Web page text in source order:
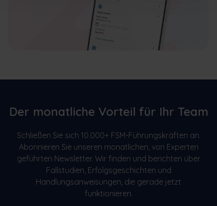
Der monatliche Vorteil für Ihr Team
Schließen Sie sich 10.000+ FSM-Führungskräften an.
Abonnieren Sie unseren monatlichen, von Experten
geführten Newsletter. Wir finden und berichten über
Fallstudien, Erfolgsgeschichten und
Handlungsanweisungen, die gerade jetzt
funktionieren.